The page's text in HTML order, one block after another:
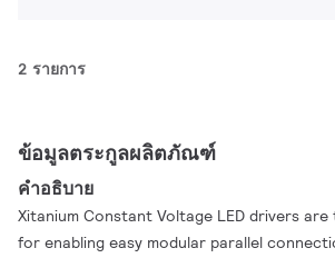
2 รายการ
ข้อมูลตระกูลผลิตภัณฑ์
คำอธิบาย
Xitanium Constant Voltage LED drivers
for enabling easy modular parallel